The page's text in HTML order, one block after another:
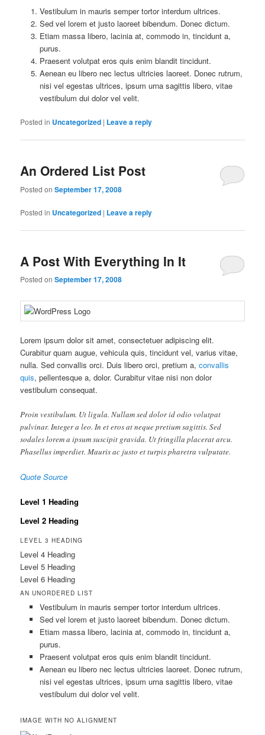
Vestibulum in mauris semper tortor interdum ultrices.
Sed vel lorem et justo laoreet bibendum. Donec dictum.
Etiam massa libero, lacinia at, commodo in, tincidunt a,
purus.
Praesent volutpat eros quis enim blandit tincidunt.
Aenean eu libero nec lectus ultricies laoreet. Donec rutrum,
nisi vel egestas ultrices, ipsum urna sagittis libero, vitae
vestibulum dui dolor vel velit.
Posted in Uncategorized | Leave a reply
An Ordered List Post
Posted onSeptember 17, 2008
Posted in Uncategorized | Leave a reply
A Post With Everything In It
Posted onSeptember 17, 2008
Lorem ipsum dolor sit amet, consectetuer adipiscing elit.
Curabitur quam augue, vehicula quis, tincidunt vel, varius vitae,
nulla. Sed convallis orci. Duis libero orci, pretium a,convallis
quis, pellentesque a, dolor. Curabitur vitae nisi non dolor
vestibulum consequat.
Proin vestibulum. Ut ligula. Nullam sed dolor id odio volutpat
pulvinar. Integer a leo. In et eros at neque pretium sagittis. Sed
sodales lorem a ipsum suscipit gravida. Ut fringilla placerat arcu.
Phasellus imperdiet. Mauris ac justo et turpis pharetra vulputate.
Quote Source
Level 1 Heading
Level 2 Heading
LEVEL 3 HEADING
Level 4 Heading
Level 5 Heading
Level 6 Heading
AN UNORDERED LIST
Vestibulum in mauris semper tortor interdum ultrices.
Sed vel lorem et justo laoreet bibendum. Donec dictum.
Etiam massa libero, lacinia at, commodo in, tincidunt a,
purus.
Praesent volutpat eros quis enim blandit tincidunt.
Aenean eu libero nec lectus ultricies laoreet. Donec rutrum,
nisi vel egestas ultrices, ipsum urna sagittis libero, vitae
vestibulum dui dolor vel velit.
IMAGE WITH NO ALIGNMENT